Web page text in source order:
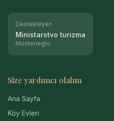
Destekleyen
Ministarstvo turizma
Montenegro
Size yardımcı olalım
Ana Sayfa
Köy Evleri